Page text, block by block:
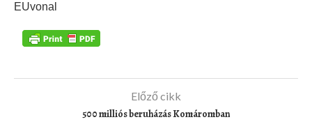
EUvonal
Előző cikk
500 milliós beruházás Komáromban